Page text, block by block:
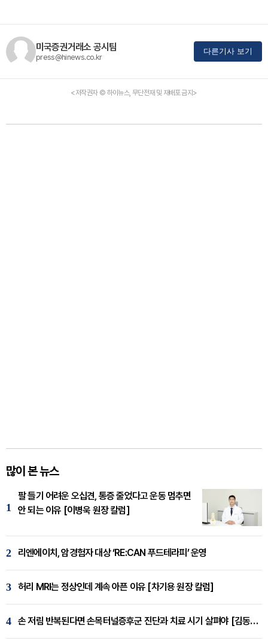
미국증권거래소 공시팀
press@hinews.co.kr
다른기사 보기
<저작권자 © 하이뉴스, 무단전재 및 재배포 금지>
많이 본 뉴스
1
팔 들기 어려운 오십견, 통증 줄었다고 운동 멈추면
안 되는 이유 [이병욱 원장 칼럼]
2 리엔에이치, 암경험자 대상 ‘RE:CAN 푸드테라피’ 운영
3 허리 MRI는 정상인데 계속 아픈 이유 [차기용 원장 칼럼]
4 손 저림 반복된다면 손목터널증후군 진단과 치료 시기 살펴야 [김동현 원장 칼럼]